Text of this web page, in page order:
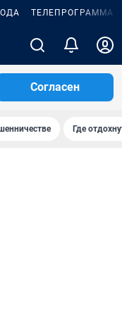
ТЕЛЕПРОГРАММА
Согласен
Где